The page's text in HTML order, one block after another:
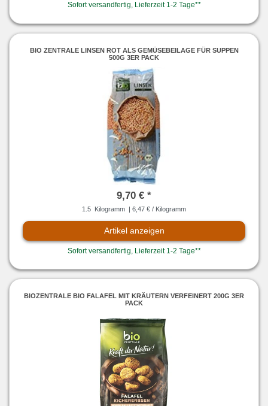
Sofort versandfertig, Lieferzeit 1-2 Tage**
BIO ZENTRALE LINSEN ROT ALS GEMÜSEBEILAGE FÜR SUPPEN
500G 3ER PACK
9,70 € *
1.5 Kilogramm | 6,47 € / Kilogramm
Artikel anzeigen
Sofort versandfertig, Lieferzeit 1-2 Tage**
BIOZENTRALE BIO FALAFEL MIT KRÄUTERN VERFEINERT 200G 3ER
PACK